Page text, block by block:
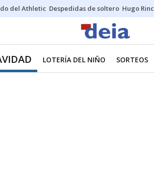
del Athletic Despedidas de soltero Hugo
LOTERÍA DEL NIÑO SORTEOS